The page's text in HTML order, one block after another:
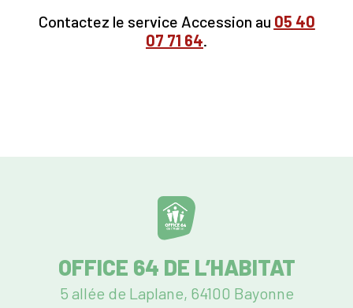
Contactez le service Accession au 05 40
07 71 64.
OFFICE 64 DE L’HABITAT
5 allée de Laplane, 64100 Bayonne